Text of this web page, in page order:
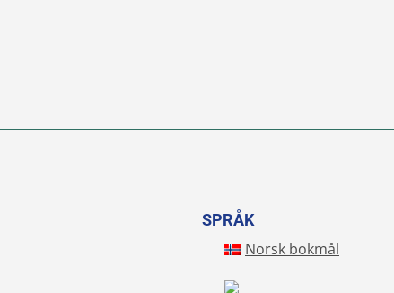
SPRÅK
Norsk bokmål